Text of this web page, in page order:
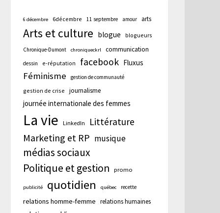
6 décembre 6décembre 11 septembre amour arts
Arts et culture blogue blogueurs
Chronique-Dumont chroniqueckrl communication
dessin e-réputation facebook Fluxus
Féminisme gestion de communauté
gestion de crise journalisme
journée internationale des femmes
La vie LinkedIn Littérature
Marketing et RP musique
médias sociaux
Politique et gestion
promo
publicité quotidien québec recette
relations homme-femme relations humaines